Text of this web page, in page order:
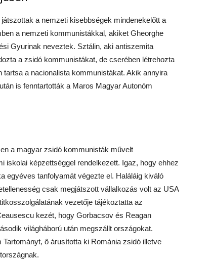
a nemzeti kisebbségek mindenekelőtt a
a nemzeti kommunistákkal, akiket Gheorghe
Gyurinak neveztek. Sztálin, aki antiszemita
a zsidó kommunistákat, de cserében létrehozta
a nacionalista kommunistákat. Akik annyira
is fenntartották a Maros Magyar Autonóm
a magyar zsidó kommunisták művelt
képzettséggel rendelkezett. Igaz, hogy ehhez
egyéves tanfolyamát végezte el. Haláláig kiváló
csak megjátszott vállalkozás volt az USA
vezetője tájékoztatta az
kezét, hogy Gorbacsov és Reagan
világháború után megszállt országokat.
ő árusította ki Románia zsidó illetve